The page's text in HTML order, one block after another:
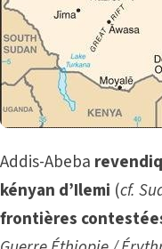
Addis-Abeba
kényan d’Ilemi (cf.
frontières